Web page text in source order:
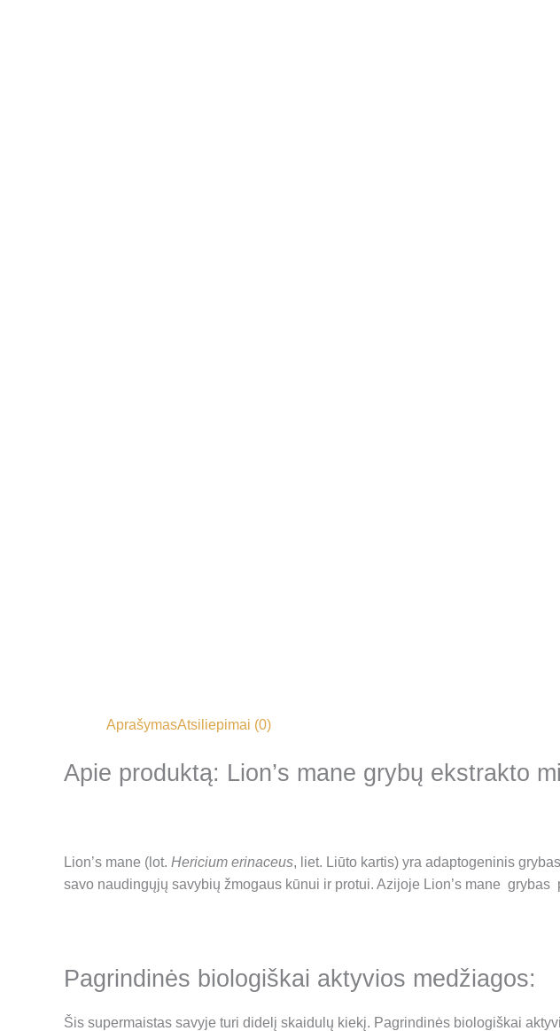
AprašymasAtsiliepimai (0)
Apie produktą: Lion’s mane grybų ekstrakto
Lion’s mane (lot. Hericium erinaceus, liet. Liūto kartis) yra adaptogeninis
savo naudingųjų savybių žmogaus kūnui ir protui. Azijoje Lion’s mane
Pagrindinės biologiškai aktyvios medžiagos:
Šis supermaistas savyje turi didelį skaidulų kiekį. Pagrindinės biologiškai